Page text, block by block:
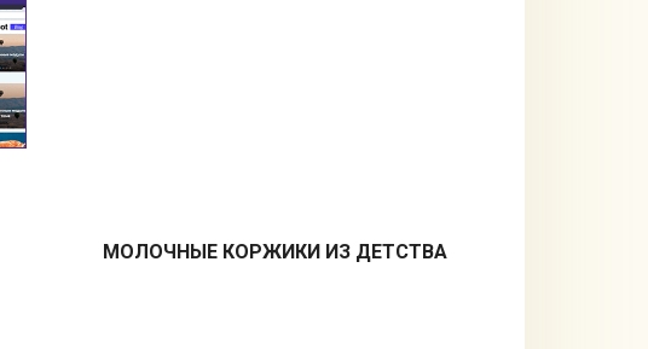
МОЛОЧНЫЕ КОРЖИКИ ИЗ ДЕТСТВА